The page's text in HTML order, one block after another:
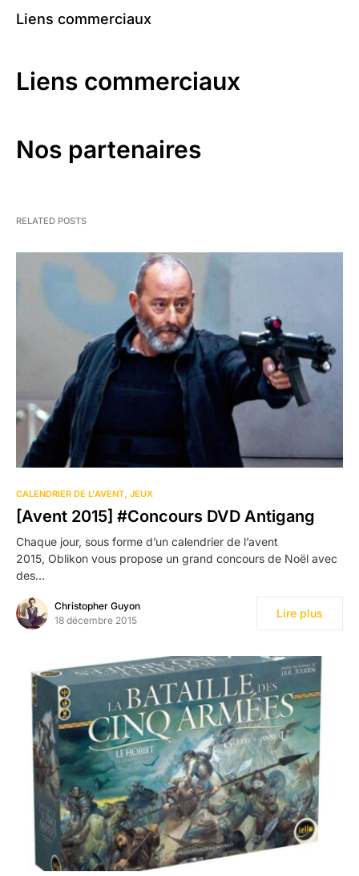
Liens commerciaux
Liens commerciaux
Nos partenaires
RELATED POSTS
CALENDRIER DE L'AVENT JEUX
[Avent 2015] #Concours DVD Antigang
Chaque jour, sous forme d’un calendrier de l’avent
2015, Oblikon vous propose un grand concours de Noël avec
des…
Christopher Guyon
18 décembre 2015
Lire plus